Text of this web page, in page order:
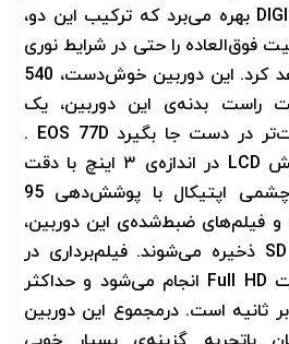
بهره می‌برد که ترکیب این دو،
فوق‌العاده را حتی در شرایط نوری
ضعیف تضمین خواهد کرد. این دوربین خوش‌دست، 540
راست بدنه‌ی این دوربین، یک
در دست جا بگیرد
. EOS 77D
LCD
در اندازه‌ی ۳ اینچ با دقت
1040000 نقطه و چشمی اپتیکال با پوشش‌دهی 95
ضبط‌شده‌ی این دوربین،
SD ذخیره می‌شوند. فیلم‌برداری در
Full HD انجام می‌شود و حداکثر
60 فریم بر ثانیه است. درمجموع این دوربین